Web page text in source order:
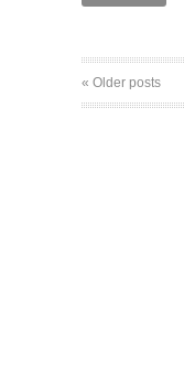
« Older posts